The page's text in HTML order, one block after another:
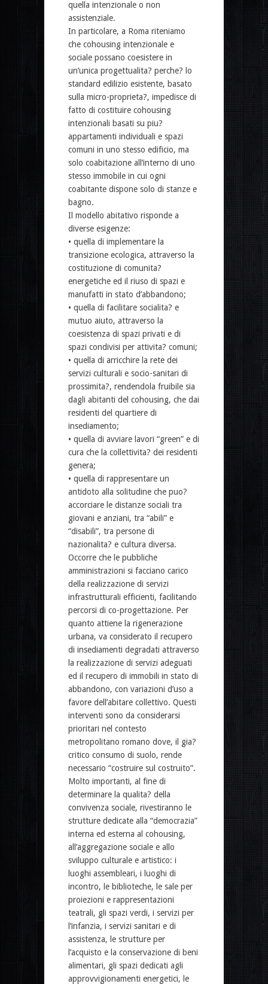
quella intenzionale o non
assistenziale.
In particolare, a Roma riteniamo
che cohousing intenzionale e
sociale possano coesistere in
un’unica progettualita? perche? lo
standard edilizio esistente, basato
sulla micro-proprieta?, impedisce di
fatto di costituire cohousing
intenzionali basati su piu?
appartamenti individuali e spazi
comuni in uno stesso edificio, ma
solo coabitazione all’interno di uno
stesso immobile in cui ogni
coabitante dispone solo di stanze e
bagno.
Il modello abitativo risponde a
diverse esigenze:
• quella di implementare la
transizione ecologica, attraverso la
costituzione di comunita?
energetiche ed il riuso di spazi e
manufatti in stato d’abbandono;
• quella di facilitare socialita? e
mutuo aiuto, attraverso la
coesistenza di spazi privati e di
spazi condivisi per attivita? comuni;
• quella di arricchire la rete dei
servizi culturali e socio-sanitari di
prossimita?, rendendola fruibile sia
dagli abitanti del cohousing, che dai
residenti del quartiere di
insediamento;
• quella di avviare lavori “green” e di
cura che la collettivita? dei residenti
genera;
• quella di rappresentare un
antidoto alla solitudine che puo?
accorciare le distanze sociali tra
giovani e anziani, tra “abili” e
“disabili”, tra persone di
nazionalita? e cultura diversa.
Occorre che le pubbliche
amministrazioni si facciano carico
della realizzazione di servizi
infrastrutturali efficienti, facilitando
percorsi di co-progettazione. Per
quanto attiene la rigenerazione
urbana, va considerato il recupero
di insediamenti degradati attraverso
la realizzazione di servizi adeguati
ed il recupero di immobili in stato di
abbandono, con variazioni d’uso a
favore dell’abitare collettivo. Questi
interventi sono da considerarsi
prioritari nel contesto
metropolitano romano dove, il gia?
critico consumo di suolo, rende
necessario “costruire sul costruito”.
Molto importanti, al fine di
determinare la qualita? della
convivenza sociale, rivestiranno le
strutture dedicate alla “democrazia”
interna ed esterna al cohousing,
all’aggregazione sociale e allo
sviluppo culturale e artistico: i
luoghi assembleari, i luoghi di
incontro, le biblioteche, le sale per
proiezioni e rappresentazioni
teatrali, gli spazi verdi, i servizi per
l’infanzia, i servizi sanitari e di
assistenza, le strutture per
l’acquisto e la conservazione di beni
alimentari, gli spazi dedicati agli
approvvigionamenti energetici, le